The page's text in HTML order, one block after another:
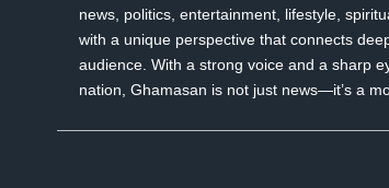
news, politics, entertainment, lifestyle,
with a unique perspective that connects
audience. With a strong voice and a sharp
nation, Ghamasan is not just news—it’s a